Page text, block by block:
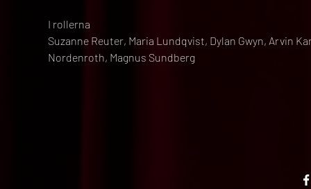
I rollerna
Suzanne Reuter, Maria Lundqvist, Dylan Gwyn, Arvin
Nordenroth, Magnus Sundberg